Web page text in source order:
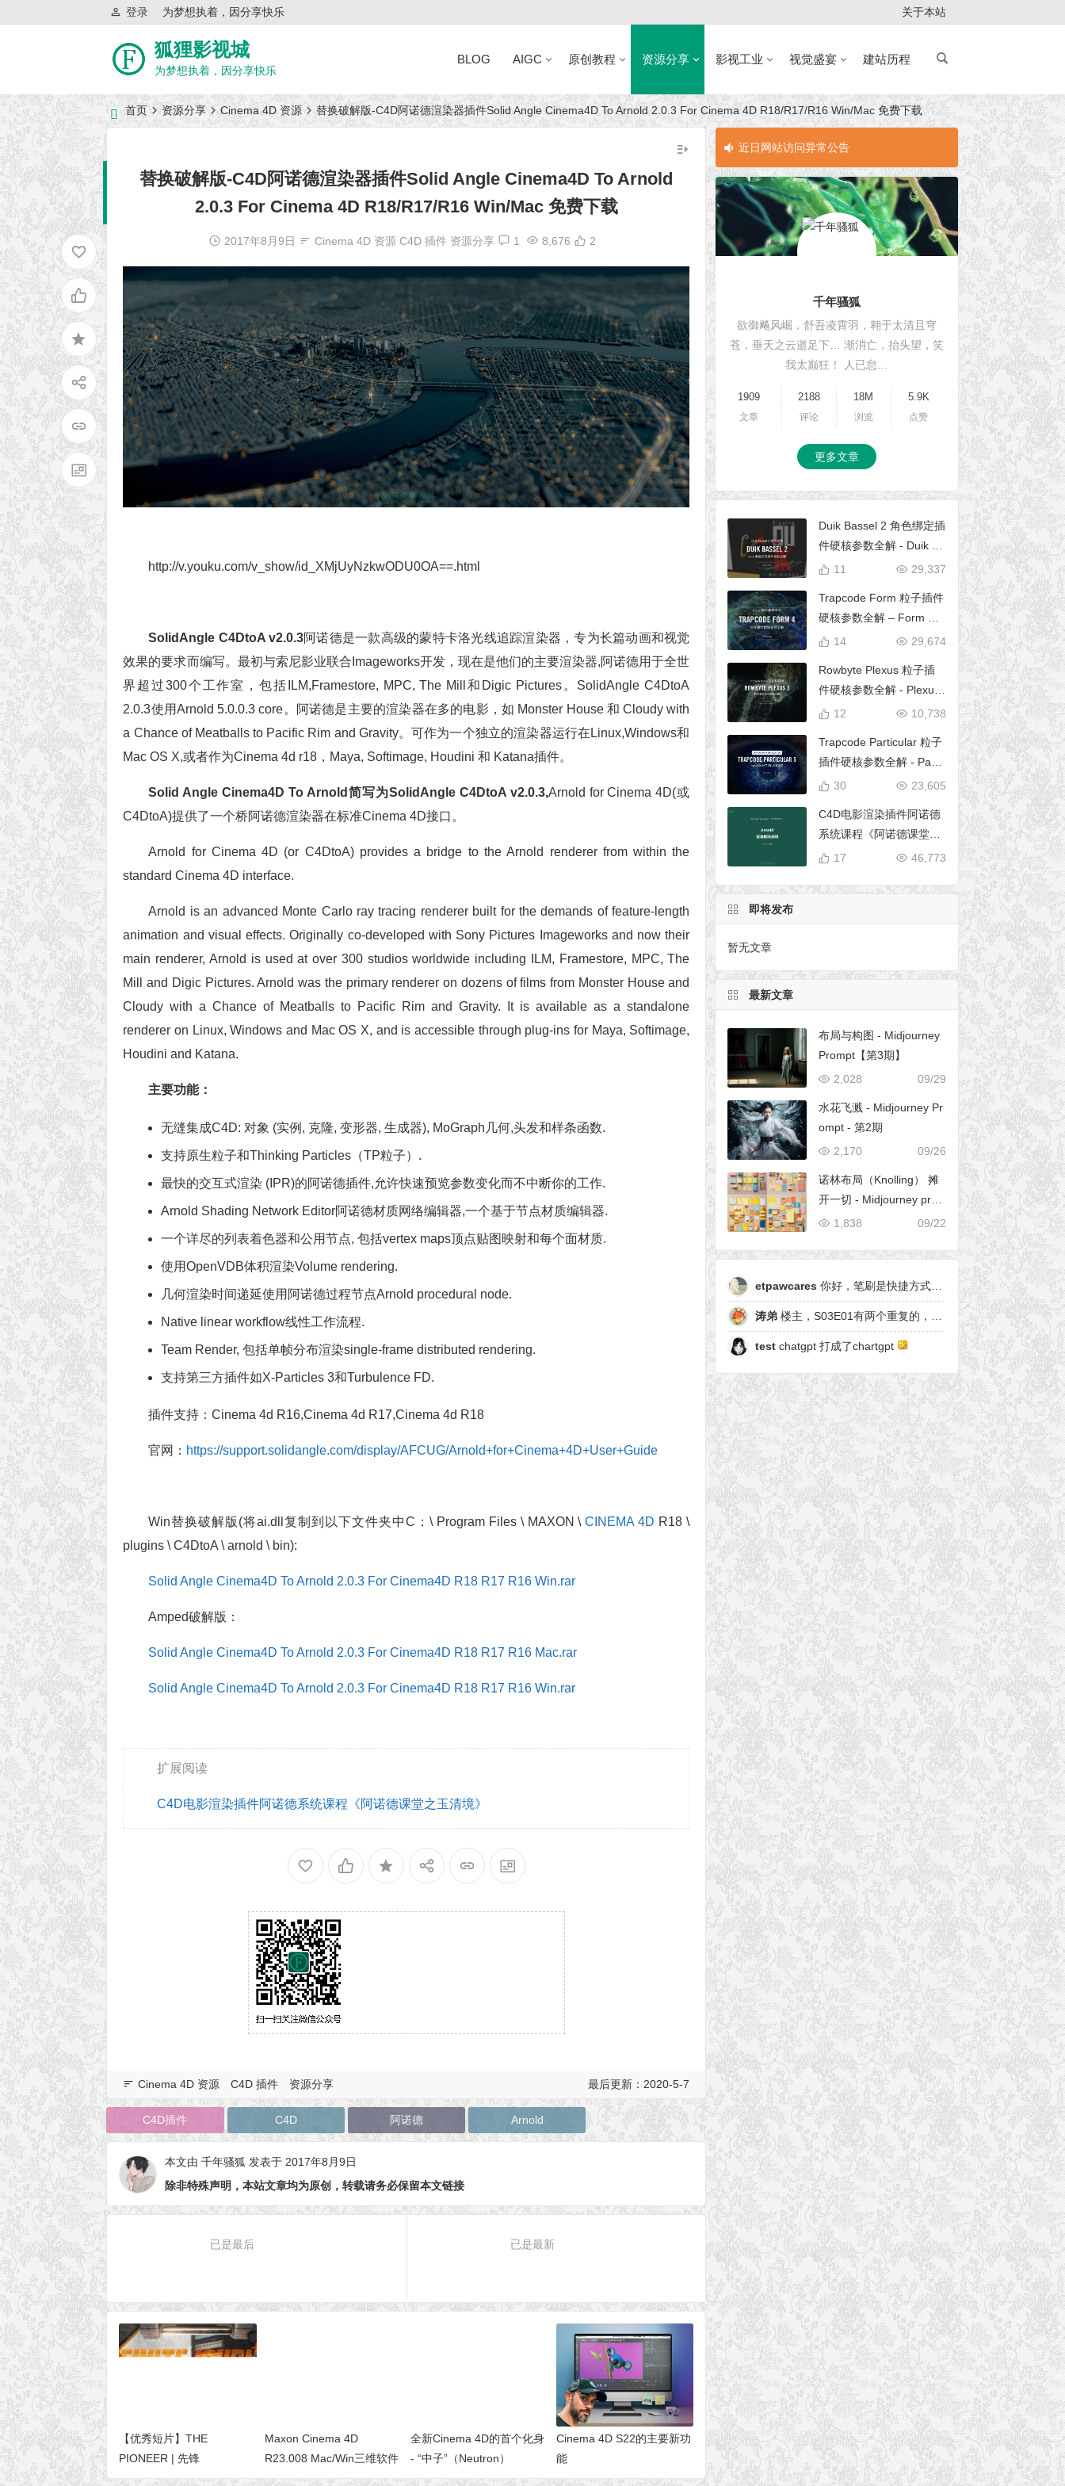
为梦想执着，因分享快乐
登录 关于本站
狐狸影视城
为梦想执着，因分享快乐
BLOG AIGC 原创教程 资源分享 影视工业 视觉盛宴 建站历程
首页 资源分享 Cinema 4D 资源 替换破解版-C4D阿诺德渲染器插件Solid Angle Cinema4D To Arnold 2.0.3 For Cinema 4D R18/R17/R16 Win/Mac 免费下载
替换破解版-C4D阿诺德渲染器插件Solid Angle Cinema4D To Arnold
2.0.3 For Cinema 4D R18/R17/R16 Win/Mac 免费下载
2017年8月9日 Cinema 4D 资源 C4D 插件 资源分享 1 8,676 2
http://v.youku.com/v_show/id_XMjUyNzkwODU0OA==.html
SolidAngle C4DtoA v2.0.3阿诺德是一款高级的蒙特卡洛光线追踪渲染器，专为长篇动画和视觉
效果的要求而编写。最初与索尼影业联合Imageworks开发，现在是他们的主要渲染器,阿诺德用于全世
界超过300个工作室，包括ILM,Framestore, MPC, The Mill和Digic Pictures。SolidAngle C4DtoA
2.0.3使用Arnold 5.0.0.3 core。阿诺德是主要的渲染器在多的电影，如 Monster House 和 Cloudy with
a Chance of Meatballs to Pacific Rim and Gravity。可作为一个独立的渲染器运行在Linux,Windows和
Mac OS X,或者作为Cinema 4d r18，Maya, Softimage, Houdini 和 Katana插件。
Solid Angle Cinema4D To Arnold简写为SolidAngle C4DtoA v2.0.3,Arnold for Cinema 4D(或
C4DtoA)提供了一个桥阿诺德渲染器在标准Cinema 4D接口。
Arnold for Cinema 4D (or C4DtoA) provides a bridge to the Arnold renderer from within the
standard Cinema 4D interface.
Arnold is an advanced Monte Carlo ray tracing renderer built for the demands of feature-length
animation and visual effects. Originally co-developed with Sony Pictures Imageworks and now their
main renderer, Arnold is used at over 300 studios worldwide including ILM, Framestore, MPC, The
Mill and Digic Pictures. Arnold was the primary renderer on dozens of films from Monster House and
Cloudy with a Chance of Meatballs to Pacific Rim and Gravity. It is available as a standalone
renderer on Linux, Windows and Mac OS X, and is accessible through plug-ins for Maya, Softimage,
Houdini and Katana.
主要功能：
无缝集成C4D: 对象 (实例, 克隆, 变形器, 生成器), MoGraph几何,头发和样条函数.
支持原生粒子和Thinking Particles（TP粒子）.
最快的交互式渲染 (IPR)的阿诺德插件,允许快速预览参数变化而不中断你的工作.
Arnold Shading Network Editor阿诺德材质网络编辑器,一个基于节点材质编辑器.
一个详尽的列表着色器和公用节点, 包括vertex maps顶点贴图映射和每个面材质.
使用OpenVDB体积渲染Volume rendering.
几何渲染时间递延使用阿诺德过程节点Arnold procedural node.
Native linear workflow线性工作流程.
Team Render, 包括单帧分布渲染single-frame distributed rendering.
支持第三方插件如X-Particles 3和Turbulence FD.
插件支持：Cinema 4d R16,Cinema 4d R17,Cinema 4d R18
官网： https://support.solidangle.com/display/AFCUG/Arnold+for+Cinema+4D+User+Guide
Win替换破解版(将ai.dll复制到以下文件夹中C：\ Program Files \ MAXON \CINEMA 4D R18 \
plugins \ C4DtoA \ arnold \ bin):
Solid Angle Cinema4D To Arnold 2.0.3 For Cinema4D R18 R17 R16 Win.rar
Amped破解版：
Solid Angle Cinema4D To Arnold 2.0.3 For Cinema4D R18 R17 R16 Mac.rar
Solid Angle Cinema4D To Arnold 2.0.3 For Cinema4D R18 R17 R16 Win.rar
扩展阅读
C4D电影渲染插件阿诺德系统课程《阿诺德课堂之玉清境》
Cinema 4D 资源 C4D 插件 资源分享 最后更新：2020-5-7
C4D插件 C4D 阿诺德 Arnold
本文由千年骚狐 发表于 2017年8月9日
除非特殊声明，本站文章均为原创，转载请务必保留本文链接
已是最后 已是最新
【优秀短片】THE
PIONEER | 先锋
Maxon Cinema 4D
R23.008 Mac/Win三维软件
英文/中文破解版 C4D R23
全新Cinema 4D的首个化身
- “中子”（Neutron）
Cinema 4D S22的主要新功
能
近日网站访问异常公告 近日网站访问
千年骚狐
欲御飚风崛，舒吾凌霄羽，翱于太清且穹
苍，垂天之云逝足下… 渐消亡，抬头望，笑
我太巅狂！ 人已怠…
1909
文章
2188
评论
18M
浏览
5.9K
点赞
更多文章
Duik Bassel 2 角色绑定插
件硬核参数全解 - Duik 16
完全使用手册
29,337
11
Trapcode Form 粒子插件
硬核参数全解 – Form 完
全使用手册
29,674
14
Rowbyte Plexus 粒子插
件硬核参数全解 - Plexus
完全使用手册
10,738
12
Trapcode Particular 粒子
插件硬核参数全解 - Parti
cular 5 完全使用手册23,605
30
C4D电影渲染插件阿诺德
系统课程《阿诺德课堂之
玉清境》
46,773
17
即将发布
暂无文章
最新文章
布局与构图 - Midjourney
Prompt【第3期】
09/29
2,028
水花飞溅 - Midjourney Pr
ompt - 第2期
09/26
2,170
诺林布局（Knolling） 摊
开一切 - Midjourney pro
mpt
09/22
1,838
etpawcares 你好，笔刷是快捷方式，有原笔刷么
涛弟 楼主，S03E01有两个重复的，另一个是粒子形态
test chatgpt 打成了chartgpt